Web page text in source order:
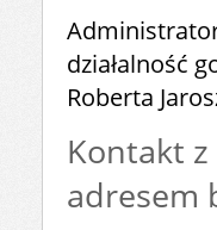
działalność
Roberta
Kontakt
adresem